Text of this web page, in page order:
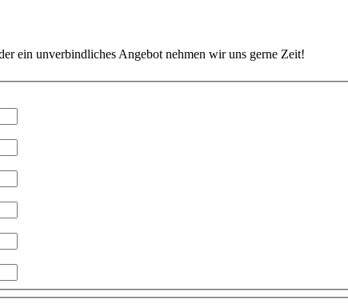
ein unverbindliches Angebot nehmen wir uns gerne Zeit!